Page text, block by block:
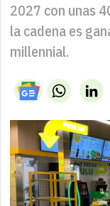
2027 con unas
la cadena es
millennial.